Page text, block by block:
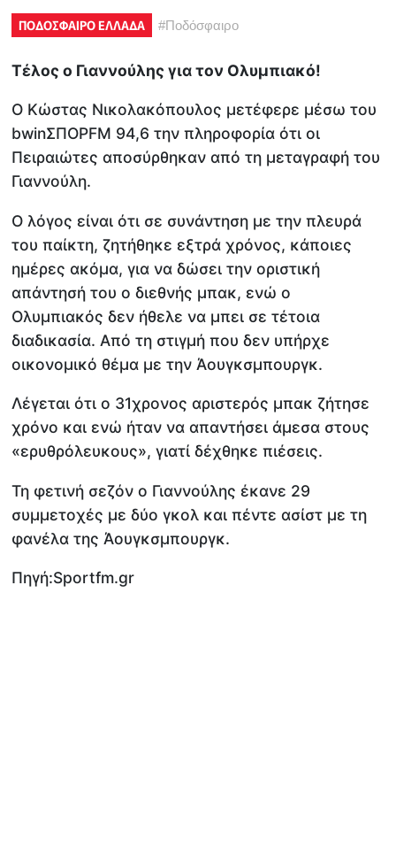
ΠΟΔΟΣΦΑΙΡΟ ΕΛΛΑΔΑ #Ποδόσφαιρο
Τέλος ο Γιαννούλης για τον Ολυμπιακό!
Ο Κώστας Νικολακόπουλος μετέφερε μέσω του
bwinΣΠΟΡFM 94,6 την πληροφορία ότι οι
Πειραιώτες αποσύρθηκαν από τη μεταγραφή του
Γιαννούλη.
Ο λόγος είναι ότι σε συνάντηση με την πλευρά
του παίκτη, ζητήθηκε εξτρά χρόνος, κάποιες
ημέρες ακόμα, για να δώσει την οριστική
απάντησή του ο διεθνής μπακ, ενώ ο
Ολυμπιακός δεν ήθελε να μπει σε τέτοια
διαδικασία. Από τη στιγμή που δεν υπήρχε
οικονομικό θέμα με την Άουγκσμπουργκ.
Λέγεται ότι ο 31χρονος αριστερός μπακ ζήτησε
χρόνο και ενώ ήταν να απαντήσει άμεσα στους
«ερυθρόλευκους», γιατί δέχθηκε πιέσεις.
Τη φετινή σεζόν ο Γιαννούλης έκανε 29
συμμετοχές με δύο γκολ και πέντε ασίστ με τη
φανέλα της Άουγκσμπουργκ.
Πηγή:Sportfm.gr